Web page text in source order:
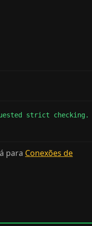
strict checking.
para Conexões de